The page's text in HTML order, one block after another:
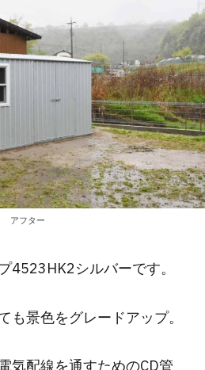
アフター
4523HK2シルバーです。
も景色をグレードアップ。
気配線を通すためのCD管